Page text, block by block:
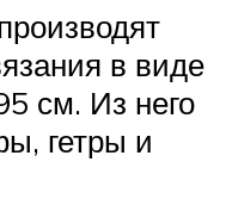
в виде
см. Из него
гетры и